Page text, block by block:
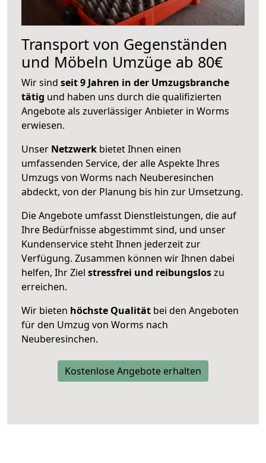
Transport von Gegenständen
und Möbeln Umzüge ab 80€
Wir sind seit 9 Jahren in der Umzugsbranche
tätig und haben uns durch die qualifizierten
Angebote als zuverlässiger Anbieter in Worms
erwiesen.
Unser Netzwerk bietet Ihnen einen
umfassenden Service, der alle Aspekte Ihres
Umzugs von Worms nach Neuberesinchen
abdeckt, von der Planung bis hin zur Umsetzung.
Die Angebote umfasst Dienstleistungen, die auf
Ihre Bedürfnisse abgestimmt sind, und unser
Kundenservice steht Ihnen jederzeit zur
Verfügung. Zusammen können wir Ihnen dabei
helfen, Ihr Ziel stressfrei und reibungsloszu
erreichen.
Wir bieten höchste Qualität bei den Angeboten
für den Umzug von Worms nach
Neuberesinchen.
Kostenlose Angebote erhalten